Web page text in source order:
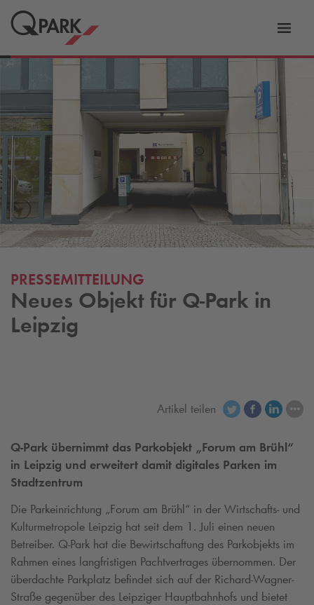
Zur
PRESSEMITTEILUNG
Neues Objekt für Q-Park in
Leipzig
Artikel teilen
Q-Park übernimmt das Parkobjekt „Forum am Brühl“
in Leipzig und erweitert damit digitales Parken im
Stadtzentrum
Die Parkeinrichtung „Forum am Brühl“ in der Wirtschafts- und
Kulturmetropole Leipzig hat seit dem 1. Juli einen neuen
Betreiber. Q-Park hat die Bewirtschaftung des Parkobjekts im
Rahmen eines langfristigen Pachtvertrages übernommen. Der
überdachte Parkplatz befindet sich auf der Richard-Wagner-
Straße gegenüber des Leipziger Hauptbahnhofs und bietet